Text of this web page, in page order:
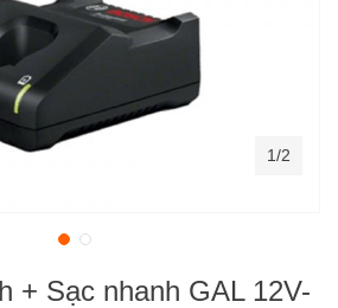
+ Sạc nhanh GAL 12V-
1/2